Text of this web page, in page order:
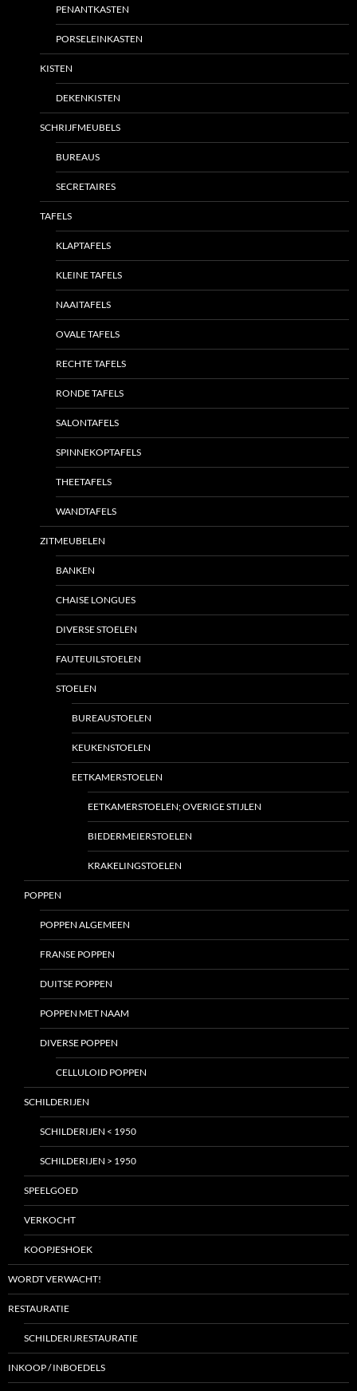
PENANTKASTEN
PORSELEINKASTEN
KISTEN
DEKENKISTEN
SCHRIJFMEUBELS
BUREAUS
SECRETAIRES
TAFELS
KLAPTAFELS
KLEINE TAFELS
NAAITAFELS
OVALE TAFELS
RECHTE TAFELS
RONDE TAFELS
SALONTAFELS
SPINNEKOPTAFELS
THEETAFELS
WANDTAFELS
ZITMEUBELEN
BANKEN
CHAISE LONGUES
DIVERSE STOELEN
FAUTEUILSTOELEN
STOELEN
BUREAUSTOELEN
KEUKENSTOELEN
EETKAMERSTOELEN
EETKAMERSTOELEN; OVERIGE STIJLEN
BIEDERMEIERSTOELEN
KRAKELINGSTOELEN
POPPEN
POPPEN ALGEMEEN
FRANSE POPPEN
DUITSE POPPEN
POPPEN MET NAAM
DIVERSE POPPEN
CELLULOID POPPEN
SCHILDERIJEN
SCHILDERIJEN < 1950
SCHILDERIJEN > 1950
SPEELGOED
VERKOCHT
KOOPJESHOEK
WORDT VERWACHT!
RESTAURATIE
SCHILDERIJRESTAURATIE
INKOOP / INBOEDELS